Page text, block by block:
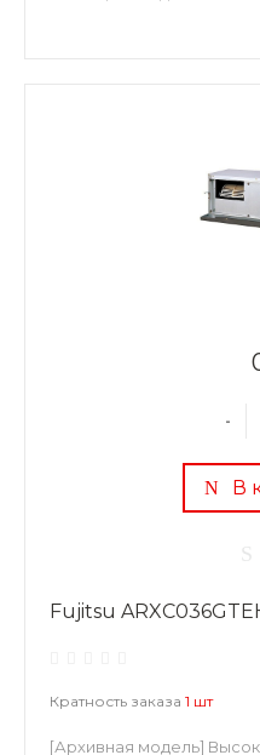
-
В
Fujitsu
Кратность заказа 1 шт
[Архивная модель]